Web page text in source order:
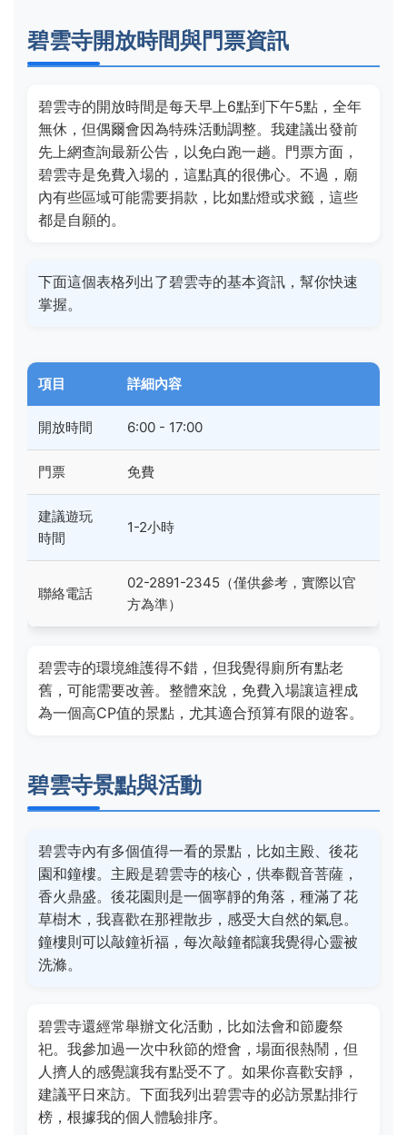
碧雲寺開放時間與門票資訊
碧雲寺的開放時間是每天早上6點到下午5點，全年
無休，但偶爾會因為特殊活動調整。我建議出發前
先上網查詢最新公告，以免白跑一趟。門票方面，
碧雲寺是免費入場的，這點真的很佛心。不過，廟
內有些區域可能需要捐款，比如點燈或求籤，這些
都是自願的。
下面這個表格列出了碧雲寺的基本資訊，幫你快速
掌握。
項目 詳細內容
開放時間 6:00 - 17:00
門票 免費
建議遊玩
時間
1-2小時
聯絡電話
02-2891-2345（僅供參考，實際以官
方為準）
碧雲寺的環境維護得不錯，但我覺得廁所有點老
舊，可能需要改善。整體來說，免費入場讓這裡成
為一個高CP值的景點，尤其適合預算有限的遊客。
碧雲寺景點與活動
碧雲寺內有多個值得一看的景點，比如主殿、後花
園和鐘樓。主殿是碧雲寺的核心，供奉觀音菩薩，
香火鼎盛。後花園則是一個寧靜的角落，種滿了花
草樹木，我喜歡在那裡散步，感受大自然的氣息。
鐘樓則可以敲鐘祈福，每次敲鐘都讓我覺得心靈被
洗滌。
碧雲寺還經常舉辦文化活動，比如法會和節慶祭
祀。我參加過一次中秋節的燈會，場面很熱鬧，但
人擠人的感覺讓我有點受不了。如果你喜歡安靜，
建議平日來訪。下面我列出碧雲寺的必訪景點排行
榜，根據我的個人體驗排序。